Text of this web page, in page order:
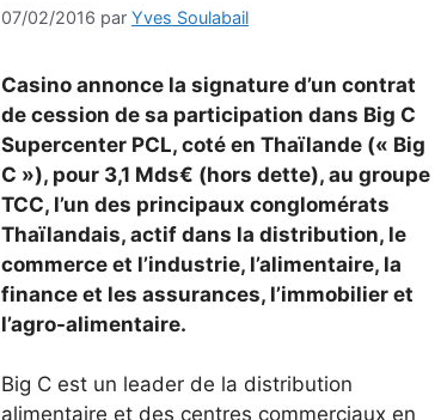
07/02/2016 par Yves Soulabail
Casino annonce la signature d’un contrat
de cession de sa participation dans Big C
Supercenter PCL, coté en Thaïlande (« Big
C »), pour 3,1 Mds€ (hors dette), au groupe
TCC, l’un des principaux conglomérats
Thaïlandais, actif dans la distribution, le
commerce et l’industrie, l’alimentaire, la
finance et les assurances, l’immobilier et
l’agro-alimentaire.
Big C est un leader de la distribution
alimentaire et des centres commerciaux en